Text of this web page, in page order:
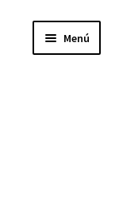
Menú